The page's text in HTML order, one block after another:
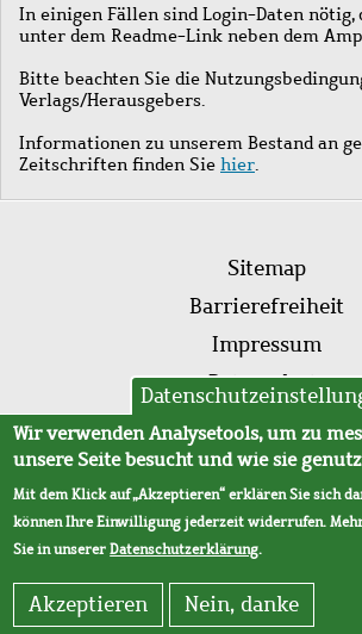
In einigen Fällen sind Login-Daten nötig,
unter dem Readme-Link neben dem
Bitte beachten Sie die
Verlags/Herausgebers.
Informationen zu unserem Bestand an
Zeitschriften finden Sie hier.
Fußleistenmenü
Sitemap
Barrierefreiheit
Impressum
Datenschutz
AVB
Wir verwenden Analysetools, um zu
unsere Seite besucht und wie sie
Mit dem Klick auf „Akzeptieren“ erklären Sie sich
können Ihre Einwilligung jederzeit widerrufen.
Sie in unsererDatenschutzerklärung.
Akzeptieren Nein, danke